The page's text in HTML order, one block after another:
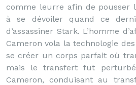
comme leurre afin de pousser
à se dévoiler quand ce
d’assassiner Stark. L’homme
Cameron vola la technologie
se créer un corps parfait où
mais le transfert fut
Cameron, conduisant au